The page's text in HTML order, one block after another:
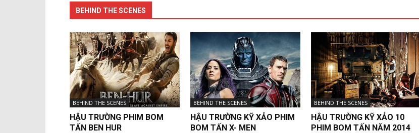
BEHIND THE SCENES
BEHIND THE SCENES
HẬU TRƯỜNG PHIM BOM
TẤN BEN HUR
BEHIND THE SCENES
HẬU TRƯỜNG KỸ XẢO PHIM
BOM TẤN X- MEN
BEHIND THE SCENES
HẬU TRƯỜNG KỸ XẢO 10
PHIM BOM TẤN NĂM 2014